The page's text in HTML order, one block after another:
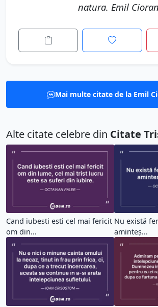
natura. Emil Cioran
Mai multe citate de la Emil
Alte citate celebre din Citate
Cand iubesti esti cel mai fericit
om din...
Nu există
aminteș...